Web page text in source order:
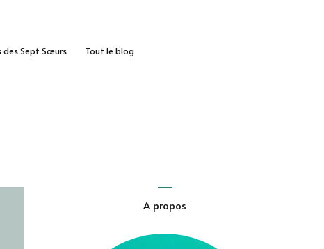
des Sept Sœurs Tout le blog
A propos